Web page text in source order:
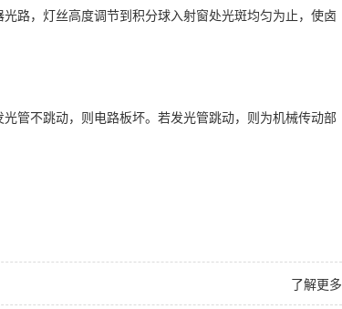
路，灯丝高度调节到积分球入射窗处光斑均匀为止，使卤
管不跳动，则电路板坏。若发光管跳动，则为机械传动部
了解更多